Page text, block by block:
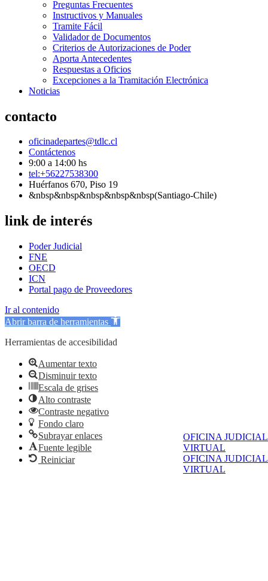
OFICINA JUDICIAL
VIRTUAL
OFICINA JUDICIAL
VIRTUAL
Preguntas Frecuentes
Instructivos y Manuales
Tramite Fácil
Validador de Documentos
Criterios de Autorizaciones de Poder
Aporta Antecedentes
Respuestas a Oficios
Excepciones a la Tramitación Electrónica
Noticias
contacto
oficinadepartes@tdlc.cl
Contáctenos
9:00 a 14:00 hs
tel:+56227538300
Huérfanos 670, Piso 19
&nbsp&nbsp&nbsp&nbsp&nbsp(Santiago-Chile)
link de interés
Poder Judicial
FNE
OECD
ICN
Portal pago de Proveedores
Ir al contenido
Abrir barra de herramientas
Herramientas de accesibilidad
Aumentar texto
Disminuir texto
Escala de grises
Alto contraste
Contraste negativo
Fondo claro
Subrayar enlaces
Fuente legible
Reiniciar